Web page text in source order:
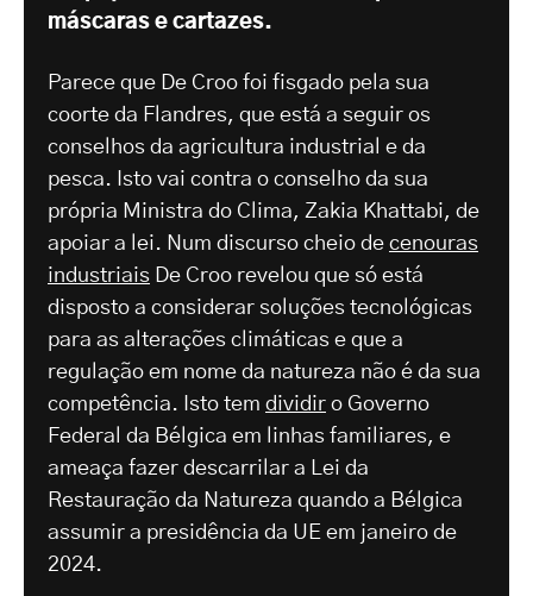
máscaras e cartazes.
Parece que De Croo foi fisgado pela sua
coorte da Flandres, que está a seguir os
conselhos da agricultura industrial e da
pesca. Isto vai contra o conselho da sua
própria Ministra do Clima, Zakia Khattabi, de
apoiar a lei. Num discurso cheio de cenouras
industriais De Croo revelou que só está
disposto a considerar soluções tecnológicas
para as alterações climáticas e que a
regulação em nome da natureza não é da sua
competência. Isto tem dividir o Governo
Federal da Bélgica em linhas familiares, e
ameaça fazer descarrilar a Lei da
Restauração da Natureza quando a Bélgica
assumir a presidência da UE em janeiro de
2024.